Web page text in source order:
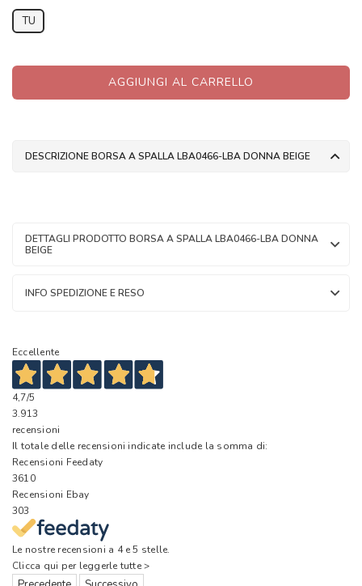
TU
AGGIUNGI AL CARRELLO
DESCRIZIONE BORSA A SPALLA LBA0466-LBA DONNA BEIGE
DETTAGLI PRODOTTO BORSA A SPALLA LBA0466-LBA DONNA
BEIGE
INFO SPEDIZIONE E RESO
Eccellente
4,7/5
3.913
recensioni
Il totale delle recensioni indicate include la somma di:
Recensioni Feedaty
3610
Recensioni Ebay
303
Le nostre recensioni a 4 e 5 stelle.
Clicca qui per leggerle tutte >